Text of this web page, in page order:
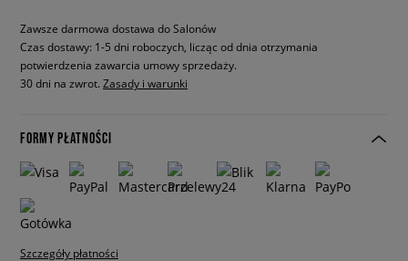
Zawsze darmowa dostawa do Salonów
Czas dostawy: 1-5 dni roboczych, licząc od dnia otrzymania
potwierdzenia zawarcia umowy sprzedaży.
30 dni na zwrot. Zasady i warunki
FORMY PŁATNOŚCI
Szczegóły płatności